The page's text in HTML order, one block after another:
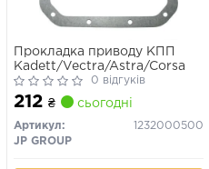
Прокладка приводу КПП
Kadett/Vectra/Astra/Corsa
0 відгуків
212 ₴ сьогодні
Артикул:
1232000500
JP GROUP